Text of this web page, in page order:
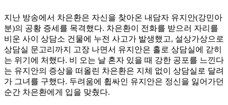
지난 방송에서 차은환은 자신을 찾아온 내담자 유지안(강민아
분)의 공황 증세를 목격했다. 차은환이 전화를 받으러 자리를
비운 사이 상담소 건물에 누전 사고가 발생했고, 설상가상으로
상담실 문고리까지 고장 나면서 유지안은 홀로 상담실에 갇히
는 위기에 처했다. 비 오는 날 혼자 있을 때 강한 공포를 느낀다
는 유지안의 증상을 떠올린 차은환은 지체 없이 상담실로 달려
가 그녀를 구했다. 두려움에 휩싸인 유지안은 정신을 잃어가던
순간 차은환에게 입을 맞췄다.